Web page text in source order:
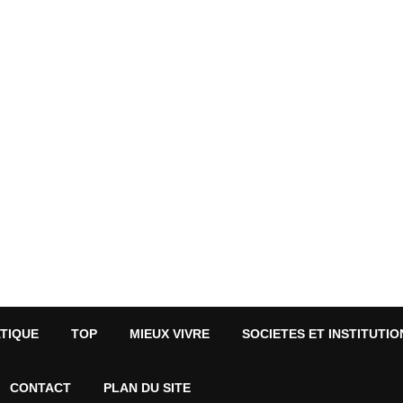
TOP MIEUX VIVRE SOCIETES ET
CONTACT PLAN DU SITE